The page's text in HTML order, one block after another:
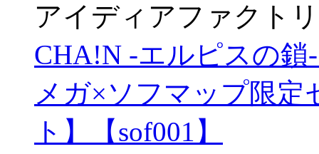
アイディアファクト
CHA!N -エルピスの
メガ×ソフマップ限定
ト】【sof001】